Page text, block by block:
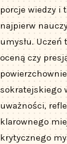
porcje wiedzy i
najpierw
umysłu.
oceną czy
sokratejskiego
uważności,
klarownego
krytycznego